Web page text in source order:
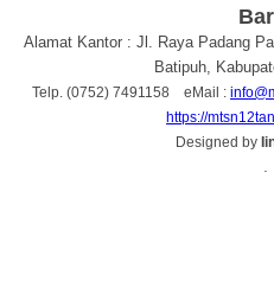
Alamat Kantor : Jl. Raya Padang
Batipuh,
Telp. (0752) 7491158 eMail :
https://
Designed by